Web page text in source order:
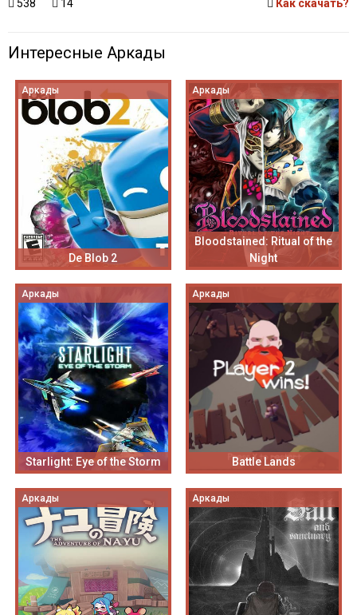
538 14 Как скачать?
Интересные Аркады
Аркады
De Blob 2
Аркады
Bloodstained: Ritual of the
Night
Аркады
Starlight: Eye of the Storm
Аркады
Battle Lands
Аркады Аркады